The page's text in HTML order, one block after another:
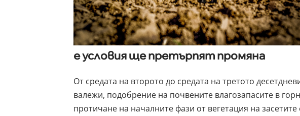
е условия ще претърпят промяна
От средата на второто до средата на третото
валежи, подобрение на почвените влагозапасите в
протичане на началните фази от вегетация на